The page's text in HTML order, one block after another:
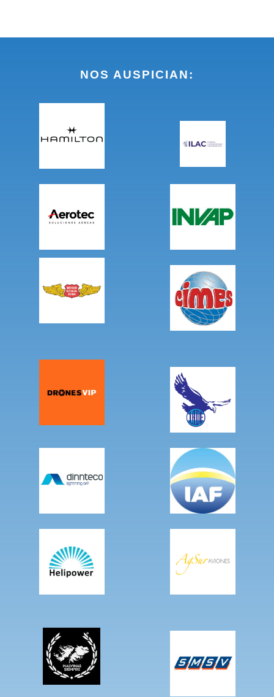
NOS AUSPICIAN: